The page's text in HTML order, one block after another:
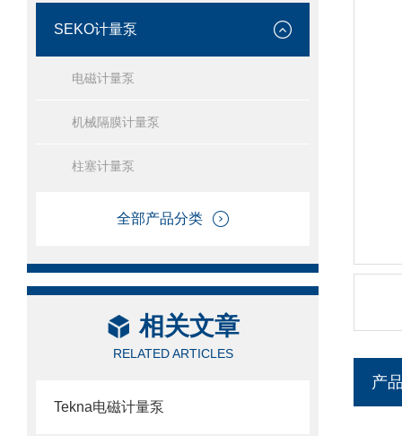
SEKO计量泵
电磁计量泵
机械隔膜计量泵
柱塞计量泵
全部产品分类
相关文章
RELATED ARTICLES
Tekna电磁计量泵
产